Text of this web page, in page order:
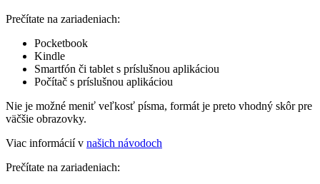
Prečítate na zariadeniach:
Pocketbook
Kindle
Smartfón či tablet s príslušnou aplikáciou
Počítač s príslušnou aplikáciou
Nie je možné meniť veľkosť písma, formát je preto vhodný skôr pre
väčšie obrazovky.
Viac informácií v našich návodoch
Prečítate na zariadeniach: